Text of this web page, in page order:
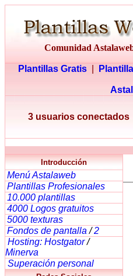
Comunidad
Plantillas Gratis
3 usuarios conectados
Introducción
Menú Astalaweb
Plantillas Profesionales
10.000 plantillas
4000 Logos gratuitos
5000 texturas
Fondos de pantalla/2
Hosting: Hostgator/
Minerva
Superación personal